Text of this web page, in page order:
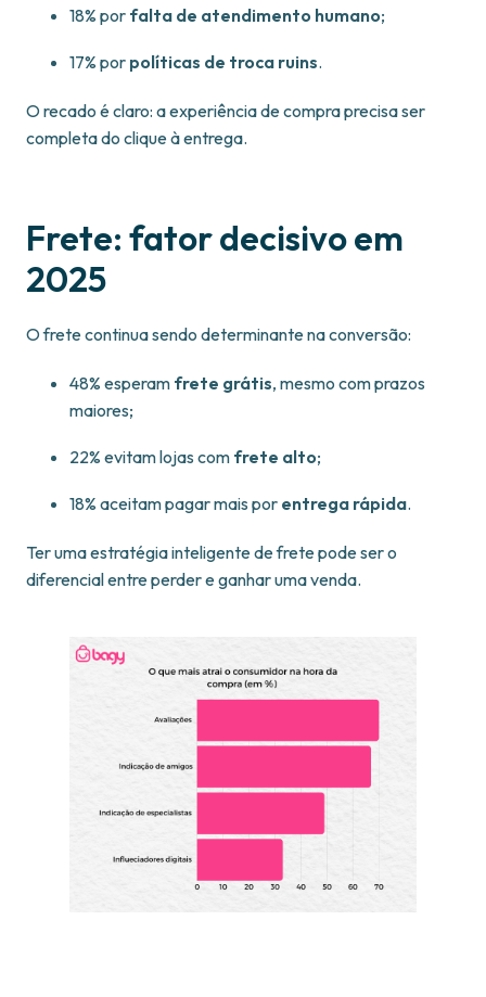
18% por falta de atendimento humano;
17% por políticas de troca ruins.
O recado é claro: a experiência de compra precisa ser
completa do clique à entrega.
Frete: fator decisivo em
2025
O frete continua sendo determinante na conversão:
48% esperam frete grátis, mesmo com prazos
maiores;
22% evitam lojas com frete alto;
18% aceitam pagar mais por entrega rápida.
Ter uma estratégia inteligente de frete pode ser o
diferencial entre perder e ganhar uma venda.